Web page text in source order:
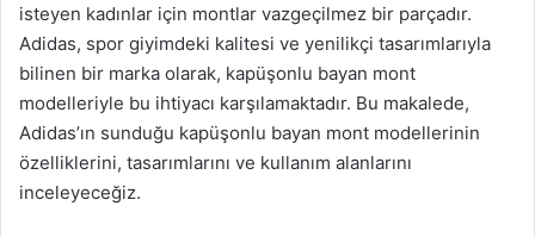
isteyen kadınlar için montlar vazgeçilmez bir parçadır.
Adidas, spor giyimdeki kalitesi ve yenilikçi tasarımlarıyla
bilinen bir marka olarak, kapüşonlu bayan mont
modelleriyle bu ihtiyacı karşılamaktadır. Bu makalede,
Adidas’ın sunduğu kapüşonlu bayan mont modellerinin
özelliklerini, tasarımlarını ve kullanım alanlarını
inceleyeceğiz.